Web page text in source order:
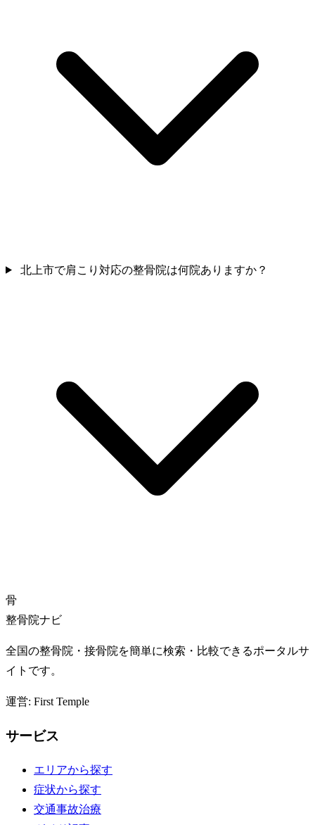
北上市で肩こり対応の整骨院は何院ありますか？
骨
整骨院ナビ
全国の整骨院・接骨院を簡単に検索・比較できるポータルサ
イトです。
運営: First Temple
サービス
エリアから探す
症状から探す
交通事故治療